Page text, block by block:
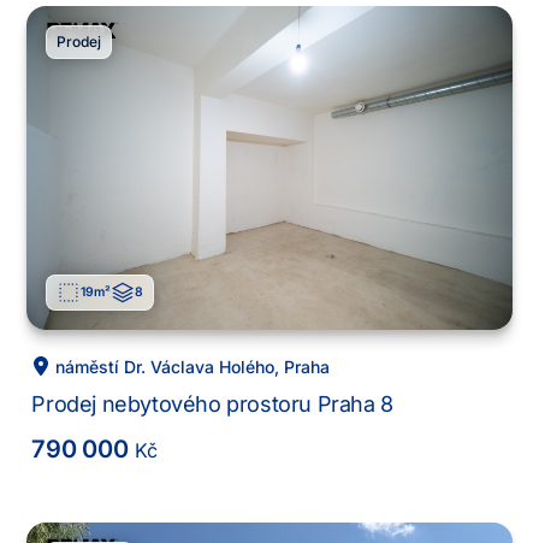
Prodej
19m² 8
náměstí Dr. Václava Holého, Praha
Prodej nebytového prostoru Praha 8
790 000Kč